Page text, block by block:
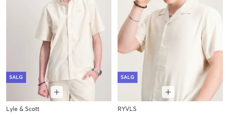
SALG
Lyle & Scott
SALG
RYVLS